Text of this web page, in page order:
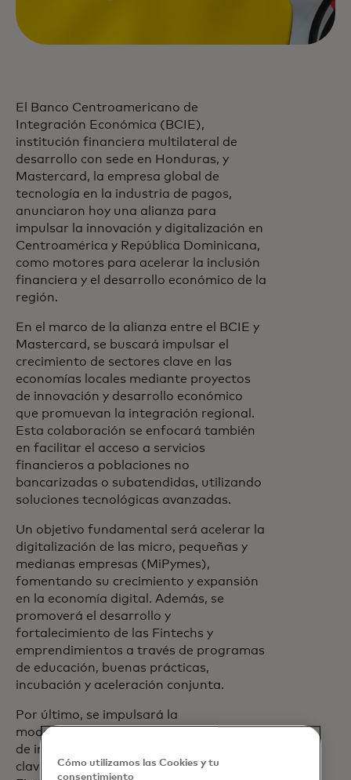
El Banco Centroamericano de
Integración Económica (BCIE),
institución financiera multilateral de
desarrollo con sede en Honduras, y
Mastercard, la empresa global de
tecnología en la industria de pagos,
anunciaron hoy una alianza para
impulsar la innovación y digitalización en
Centroamérica y República Dominicana,
como motores para acelerar la inclusión
financiera y el desarrollo económico de la
región.
En el marco de la alianza entre el BCIE y
Mastercard, se buscará impulsar el
crecimiento de sectores clave en las
economías locales mediante proyectos
de innovación y desarrollo económico
que promuevan la integración regional.
Esta colaboración se enfocará también
en facilitar el acceso a servicios
financieros a poblaciones no
bancarizadas o subatendidas, utilizando
soluciones tecnológicas avanzadas.
Un objetivo fundamental será acelerar la
digitalización de las micro, pequeñas y
medianas empresas (MiPymes),
fomentando su crecimiento y expansión
en la economía digital. Además, se
promoverá el desarrollo y
fortalecimiento de las Fintechs y
emprendimientos a través de programas
de educación, buenas prácticas,
incubación y aceleración conjunta.
Por último, se impulsará la
modernización y transformación digital
de instituciones clave del sector público,
clave para el desarrollo de las MiPymes y
Cómo utilizamos las Cookies y tu
consentimiento